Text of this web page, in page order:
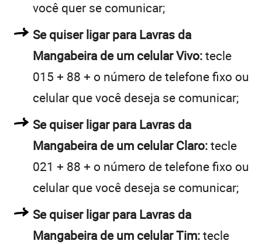
você quer se comunicar;
Se quiser ligar para Lavras da
Mangabeira de um celular Vivo:tecle
015 + 88 + o número de telefone fixo ou
celular que você deseja se comunicar;
Se quiser ligar para Lavras da
Mangabeira de um celular Claro:tecle
021 + 88 + o número de telefone fixo ou
celular que você deseja se comunicar;
Se quiser ligar para Lavras da
Mangabeira de um celular Tim:tecle